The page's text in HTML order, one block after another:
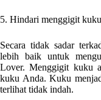
5. Hindari menggigit kuku
Secara tidak sadar
lebih baik untuk
Lover. Menggigit kuku
kuku Anda. Kuku
terlihat tidak indah.